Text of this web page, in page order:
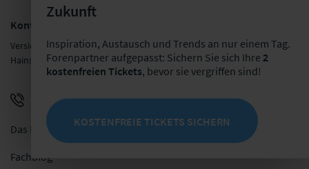
Zukunft
Inspiration, Austausch und Trends an nur einem Tag.
Forenpartner aufgepasst: Sichern Sie sich Ihre 2
kostenfreien Tickets, bevor sie vergriffen sind!
KOSTENFREIE TICKETS SICHERN
Kontakt
Versicherungsforen Leipzig GmbH
Hainstraße 16, 04109 Leipzig
+49 341 98988-0 E-Mail schreiben
Das Netzwerk
Fachblog